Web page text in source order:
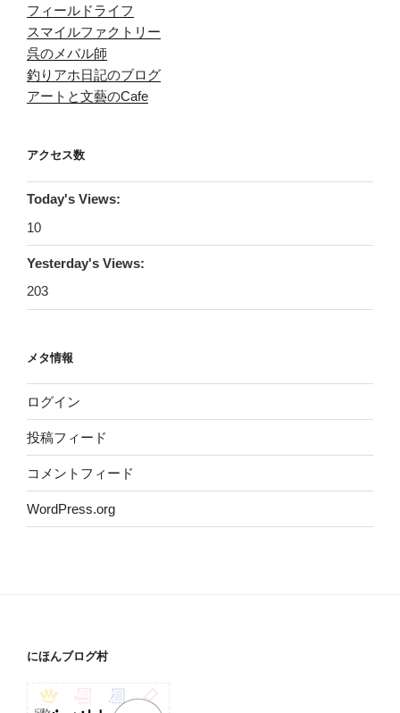
フィールドライフ
スマイルファクトリー
呉のメバル師
釣りアホ日記のブログ
アートと文藝のCafe
アクセス数
Today's Views:
10
Yesterday's Views:
203
メタ情報
ログイン
投稿フィード
コメントフィード
WordPress.org
にほんブログ村